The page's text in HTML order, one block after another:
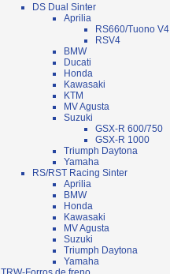
DS Dual Sinter
Aprilia
RS660/Tuono V4
RSV4
BMW
Ducati
Honda
Kawasaki
KTM
MV Agusta
Suzuki
GSX-R 600/750
GSX-R 1000
Triumph Daytona
Yamaha
RS/RST Racing Sinter
Aprilia
BMW
Honda
Kawasaki
MV Agusta
Suzuki
Triumph Daytona
Yamaha